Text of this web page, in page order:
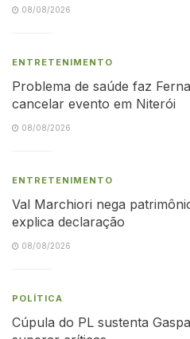
08/08/2026
ENTRETENIMENTO
Problema de saúde faz
cancelar evento em Niterói
08/08/2026
ENTRETENIMENTO
Val Marchiori nega
explica declaração
08/08/2026
POLÍTICA
Cúpula do PL sustenta